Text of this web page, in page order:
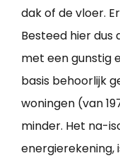
dak of de vloer.
Besteed hier dus
met een gunstig
basis behoorlijk
woningen (van
minder. Het na-
energierekening,